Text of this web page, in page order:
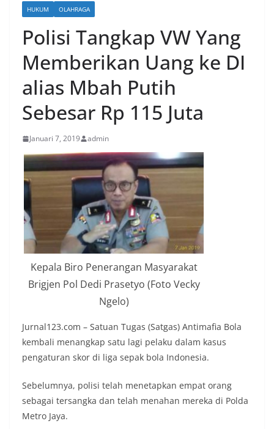
HUKUM OLAHRAGA
Polisi Tangkap VW Yang
Memberikan Uang ke DI
alias Mbah Putih
Sebesar Rp 115 Juta
Januari 7, 2019 admin
Kepala Biro Penerangan Masyarakat
Brigjen Pol Dedi Prasetyo (Foto Vecky
Ngelo)
Jurnal123.com – Satuan Tugas (Satgas) Antimafia Bola
kembali menangkap satu lagi pelaku dalam kasus
pengaturan skor di liga sepak bola Indonesia.
Sebelumnya, polisi telah menetapkan empat orang
sebagai tersangka dan telah menahan mereka di Polda
Metro Jaya.